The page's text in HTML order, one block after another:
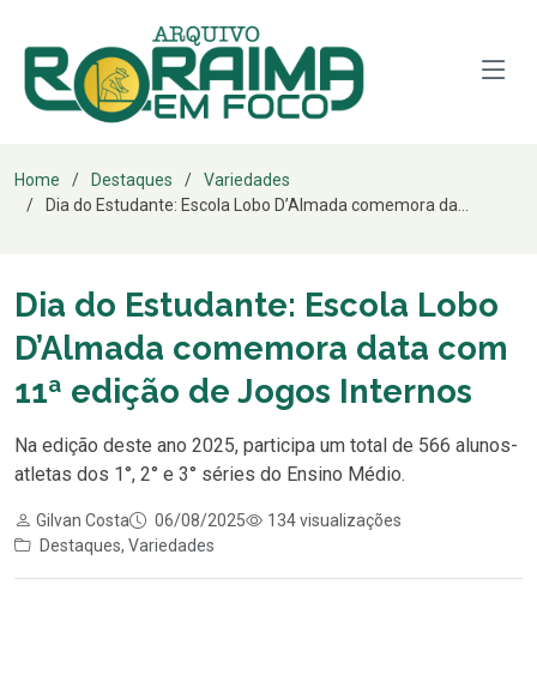
Home Destaques
Variedades
Dia do Estudante: Escola Lobo D’Almada comemora da...
Dia do Estudante: Escola Lobo
D’Almada comemora data com
11ª edição de Jogos Internos
Na edição deste ano 2025, participa um total de 566 alunos-
atletas dos 1°, 2° e 3° séries do Ensino Médio.
Gilvan Costa 06/08/2025
134 visualizações
Destaques, Variedades